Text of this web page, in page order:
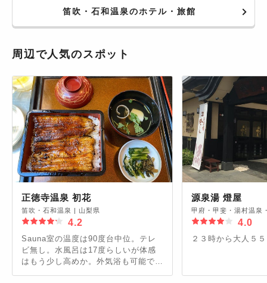
笛吹・石和温泉のホテル・旅館
周辺で人気のスポット
正徳寺温泉 初花
笛吹・石和温泉 | 山梨県
4.2
Sauna室の温度は90度台中位。テレ
ビ無し。水風呂は17度らしいが体感
はもう少し高めか。外気浴も可能でリ
源泉湯 燈屋
甲府・甲斐・湯村温泉
4.0
２３時から大人５